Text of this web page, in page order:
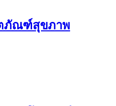
ภัณฑ์สุขภาพ